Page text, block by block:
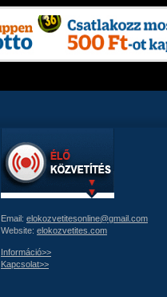
Email: elokozvetitesonline@gmail.com
Website: elokozvetites.com
Információ>>
Kapcsolat>>